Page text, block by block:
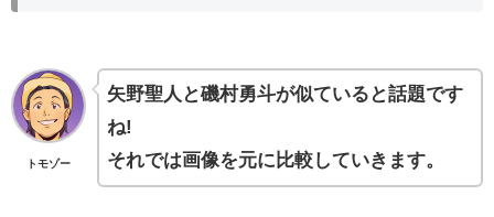
トモゾー
矢野聖人と磯村勇斗が似ていると話題です
ね!
それでは画像を元に比較していきます。